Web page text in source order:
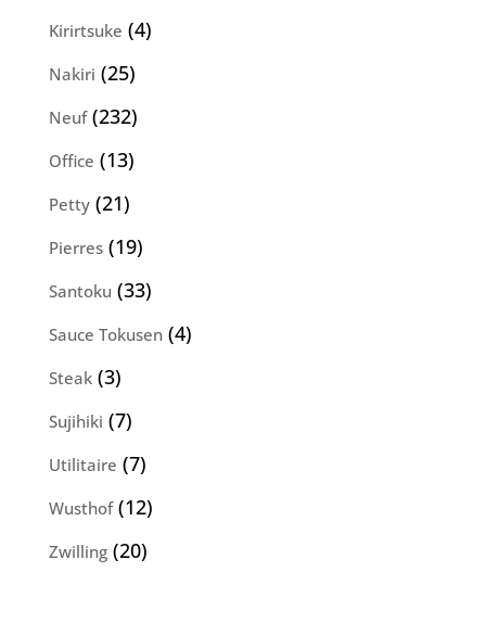
produits
Kirirtsuke 44
Nakiri 2525
produits
Neuf 232232
produits
Office 1313
produits
Petty 2121
produits
Pierres 1919
produits
Santoku 3333
produits
Sauce Tokusen 44
Steak 33
produits
Sujihiki 77
produits
Utilitaire 77
produits
Wusthof 1212
Zwilling 2020